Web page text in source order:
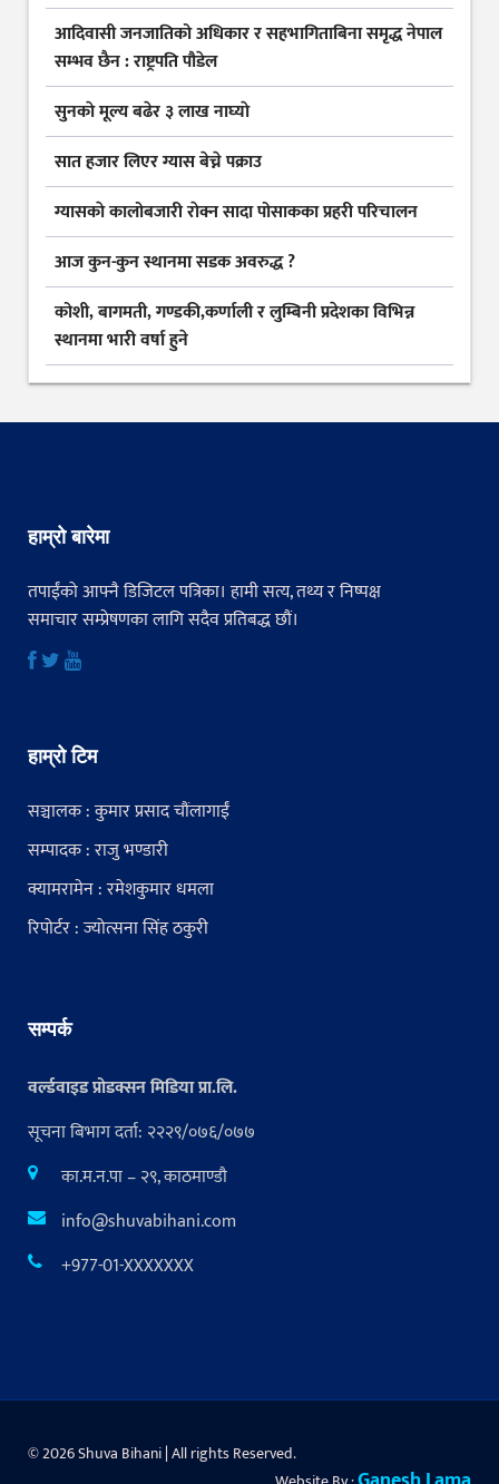
आदिवासी जनजातिको अधिकार र सहभागिताबिना समृद्ध नेपाल
सम्भव छैन : राष्ट्रपति पौडेल
सुनकाे मूल्य बढेर ३ लाख नाघ्याे
सात हजार लिएर ग्यास बेच्ने पक्राउ
ग्यासकाे कालोबजारी राेक्न सादा पोसाकका प्रहरी परिचालन
आज कुन-कुन स्थानमा सडक अवरुद्ध ?
कोशी, बागमती, गण्डकी,कर्णाली र लुम्बिनी प्रदेशका विभिन्न
स्थानमा भारी वर्षा हुने
हाम्रो बारेमा
तपाईंको आफ्नै डिजिटल पत्रिका। हामी सत्य, तथ्य र निष्पक्ष
समाचार सम्प्रेषणका लागि सदैव प्रतिबद्ध छौं।
हाम्रो टिम
सञ्चालक : कुमार प्रसाद चौंलागाईं
सम्पादक : राजु भण्डारी
क्यामरामेन : रमेशकुमार धमला
रिपोर्टर : ज्योत्सना सिंह ठकुरी
सम्पर्क
वर्ल्डवाइड प्रोडक्सन मिडिया प्रा.लि.
सूचना बिभाग दर्ता: २२२९/०७६/०७७
का.म.न.पा – २९, काठमाण्डौ
info@shuvabihani.com
+977-01-XXXXXXX
© 2026 Shuva Bihani | All rights Reserved.